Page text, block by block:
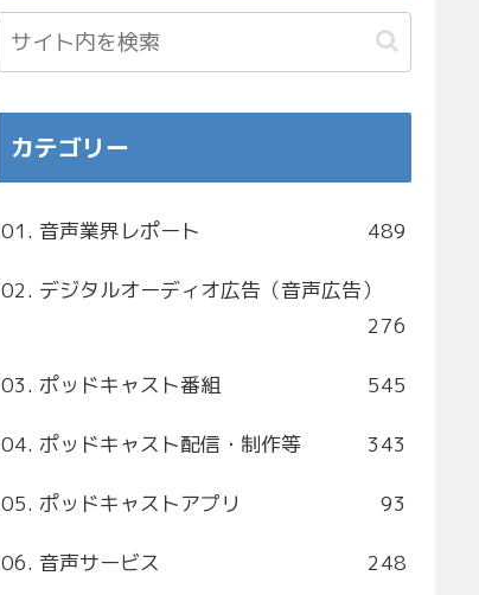
カテゴリー
01. 音声業界レポート 489
02. デジタルオーディオ広告（音声広告）
276
03. ポッドキャスト番組 545
04. ポッドキャスト配信・制作等 343
05. ポッドキャストアプリ 93
06. 音声サービス 248